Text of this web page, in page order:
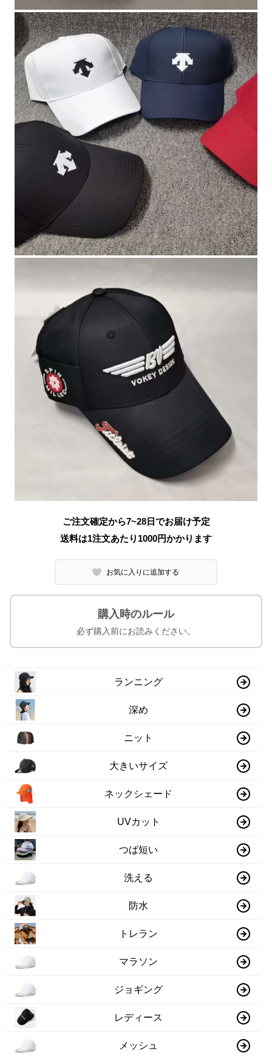
ご注文確定から7~28日でお届け予定
送料は1注文あたり 1000円かかります
お気に入りに追加する
購入時のルール
必ず購入前にお読みください。
ランニング
深め
ニット
大きいサイズ
ネックシェード
UVカット
つば短い
洗える
防水
トレラン
マラソン
ジョギング
レディース
メッシュ